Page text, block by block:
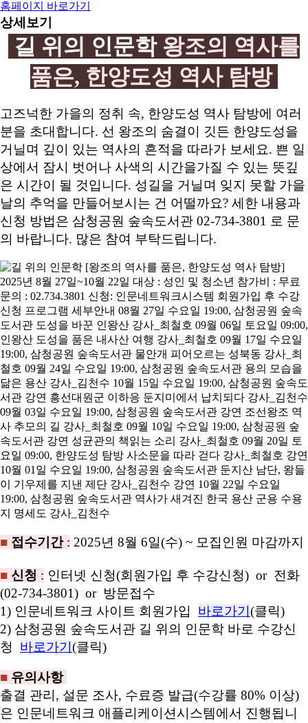
홈페이지 바로가기
상세보기
길 위의 인문학 왕조의 역사를
품은, 한양도성 역사 탐방
고즈넉한 가을의 정취 속, 한양도성 역사 탐방에 여러
분을 초대합니다. 선 왕조의 숨결이 깃든 한양도성을
거닐며 깊이 있는 역사의 흔적을 따라가 보세요. 쁜 일
상에서 잠시 벗어나 사색의 시간을가질 수 있는 뜻깊
은 시간이 될 것입니다. 성길을 거닐며 잊지 못할 가을
날의 추억을 만들어보시는 건 어떨까요? 세한 내용과
신청 방법은 삼청공원 숲속도서관 02-734-3801 로 문
의 바랍니다. 많은 참여 부탁드립니다.
■ 접수기간: 2025년 8월 6일(수) ~ 모집인원 마감까지
■ 신청 : 인터넷 신청(회원가입 후 수강신청) or 전화
(02-734-3801) or 방문접수
1) 인문네트워크 사이트 회원가입 바로가기 (클릭)
2) 삼청공원 숲속도서관 길 위의 인문학 바로 수강신
청 바로가기 (클릭)
■ 유의사항
출결 관리, 설문 조사, 수료증 발급(수강률 80% 이상)
은 인문네트워크 애플리케이션시스템에서 진행됩니